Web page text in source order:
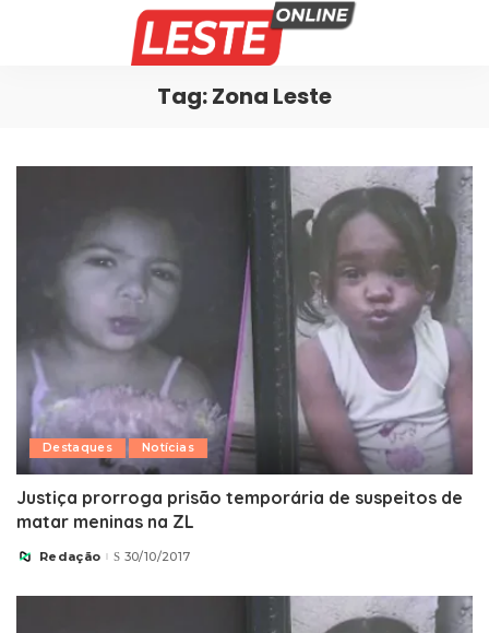
Tag:Zona Leste
Destaques Notícias
Justiça prorroga prisão temporária de suspeitos de
matar meninas na ZL
Posted
Redação 30/10/2017